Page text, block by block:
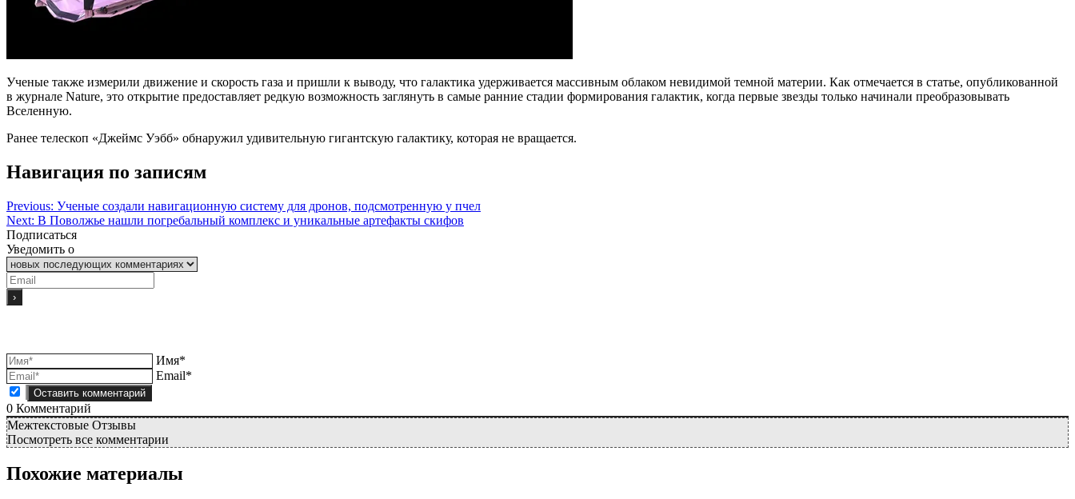
Ученые также измерили движение и скорость газа и пришли к выводу, что галактика удерживается массивным облаком невидимой темной материи. Как отмечается в статье, опубликованной
в журнале Nature, это открытие предоставляет редкую возможность заглянуть в самые ранние стадии формирования галактик, когда первые звезды только начинали преобразовывать
Вселенную.
Ранее телескоп «Джеймс Уэбб» обнаружил удивительную гигантскую галактику, которая не вращается.
Навигация по записям
Previous: Ученые создали навигационную систему для дронов, подсмотренную у пчел
Next: В Поволжье нашли погребальный комплекс и уникальные артефакты скифов
Подписаться
Уведомить о
Имя*
Email*
0 Комментарий
Межтекстовые Отзывы
Посмотреть все комментарии
Похожие материалы